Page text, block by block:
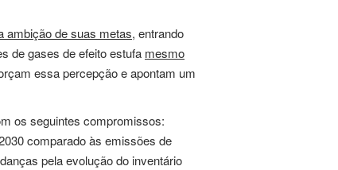
ambição de suas metas, entrando
de gases de efeito estufa mesmo
essa percepção e apontam um
os seguintes compromissos:
comparado às emissões de
pela evolução do inventário